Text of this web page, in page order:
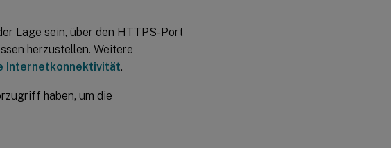
Lage sein, über den HTTPS-Port
herzustellen. Weitere
Internetkonnektivität.
haben, um die